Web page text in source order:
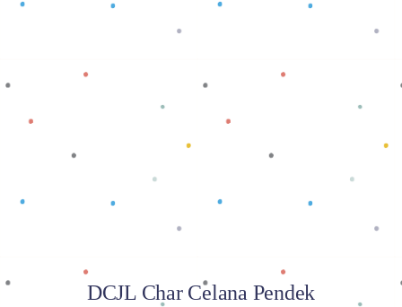
Baca selengkapnya
DCJL Char Celana Pendek